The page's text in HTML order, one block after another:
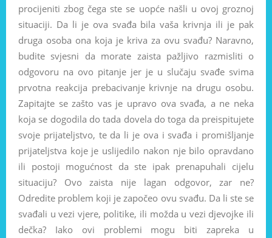
procijeniti zbog čega ste se uopće našli u ovoj groznoj
situaciji. Da li je ova svađa bila vaša krivnja ili je pak
druga osoba ona koja je kriva za ovu svađu? Naravno,
budite svjesni da morate zaista pažljivo razmisliti o
odgovoru na ovo pitanje jer je u slučaju svađe svima
prvotna reakcija prebacivanje krivnje na drugu osobu.
Zapitajte se zašto vas je upravo ova svađa, a ne neka
koja se dogodila do tada dovela do toga da preispitujete
svoje prijateljstvo, te da li je ova i svađa i promišljanje
prijateljstva koje je uslijedilo nakon nje bilo opravdano
ili postoji mogućnost da ste ipak prenapuhali cijelu
situaciju? Ovo zaista nije lagan odgovor, zar ne?
Odredite problem koji je započeo ovu svađu. Da li ste se
svađali u vezi vjere, politike, ili možda u vezi djevojke ili
dečka? Iako ovi problemi mogu biti zapreka u